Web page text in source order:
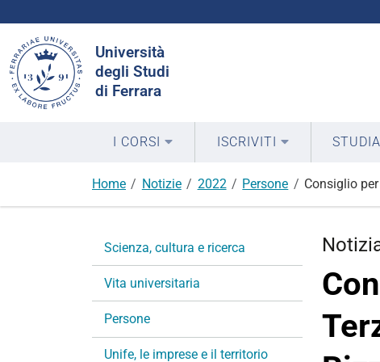
Università
degli Studi
di Ferrara
nel
sito
I CORSI ISCRIVITI
Home Notizie 2022 Persone Consiglio
i
a
Scienza, cultura e ricerca
Vita universitaria
Persone
Unife, le imprese e il territorio